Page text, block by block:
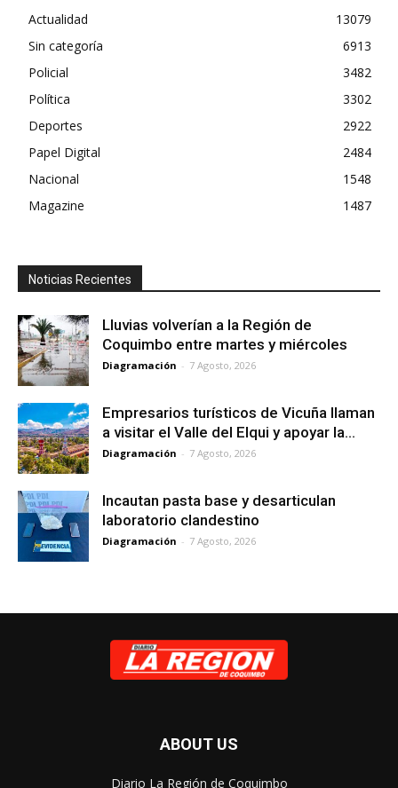
Actualidad
13079
Sin categoría
6913
Policial
3482
Política
3302
Deportes
2922
Papel Digital
2484
Nacional
1548
Magazine
1487
Noticias Recientes
Lluvias volverían a la Región de
Coquimbo entre martes y miércoles
Diagramación - 7 Agosto, 2026
Empresarios turísticos de Vicuña llaman
a visitar el Valle del Elqui y apoyar la...
Diagramación - 7 Agosto, 2026
Incautan pasta base y desarticulan
laboratorio clandestino
Diagramación - 7 Agosto, 2026
ABOUT US
Diario La Región de Coquimbo